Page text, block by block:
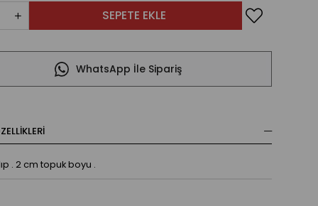
WhatsApp İle Sipariş
. 2 cm topuk boyu .